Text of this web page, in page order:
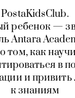
PostaKidsClub.
ребенок —
Antara
как
в
и привить
к знаниям